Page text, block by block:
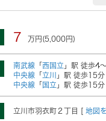
7 万円(5,000円)
南武線 「 西国立 」駅 徒歩4
中央線 「 立川
」駅 徒歩15分
中央線 「 国立 」駅 徒歩15分
立川市羽衣町２丁目 [ 地図